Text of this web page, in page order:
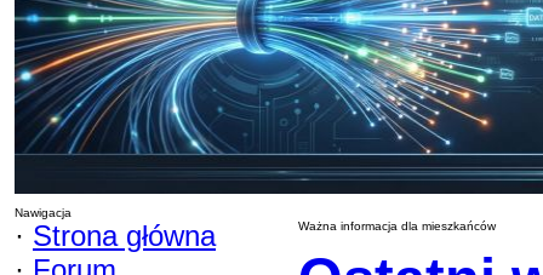
Nawigacja
· Strona główna
Ważna informacja dla mieszkańców